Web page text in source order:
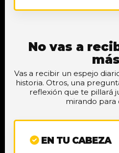
No vas a
Vas a recibir un espejo
historia. Otros, una
reflexión que te pillará
mirando para
EN TU CABEZA